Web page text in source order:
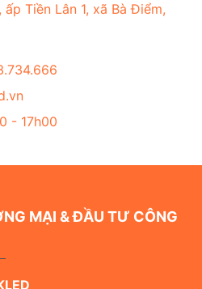
Tiền Lân 1, xã Bà Điểm,
- 17h00
MẠI & ĐẦU TƯ CÔNG